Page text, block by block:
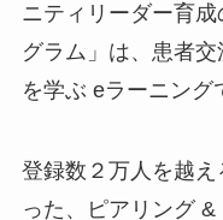
ニティリーダー育
グラム」は、患者
を学ぶ eラーニング
登録数２万人を越
った、ピアリング